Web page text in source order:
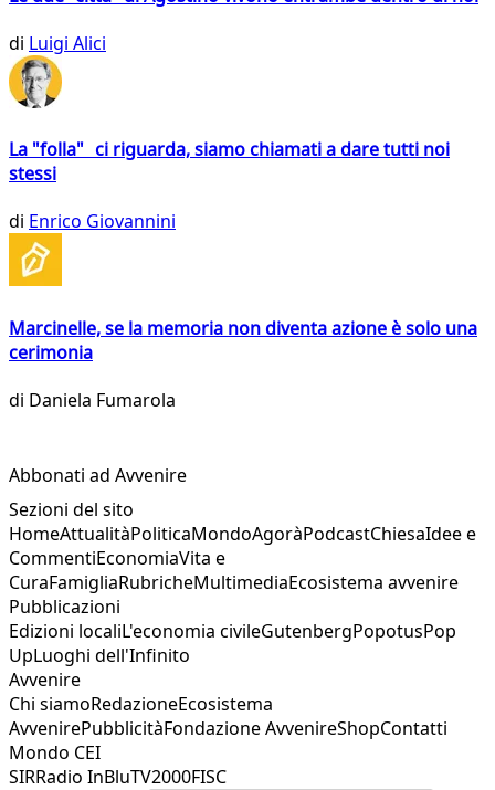
di Luigi Alici
La "folla" ci riguarda, siamo chiamati a dare tutti noi
stessi
di Enrico Giovannini
Marcinelle, se la memoria non diventa azione è solo una
cerimonia
di Daniela Fumarola
Abbonati ad Avvenire
Sezioni del sito
HomeAttualitàPoliticaMondoAgoràPodcastChiesaIdee e
CommentiEconomiaVita e
CuraFamigliaRubricheMultimediaEcosistema avvenire
Pubblicazioni
Edizioni localiL'economia civileGutenbergPopotusPop
UpLuoghi dell'Infinito
Avvenire
Chi siamoRedazioneEcosistema
AvvenirePubblicitàFondazione AvvenireShopContatti
Mondo CEI
SIRRadio InBluTV2000FISC